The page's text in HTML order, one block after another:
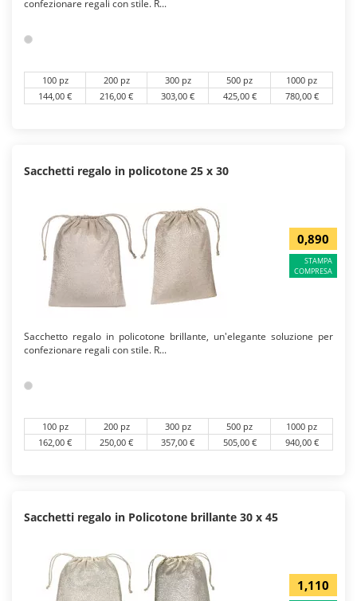
confezionare regali con stile. R...
100 pz 200 pz 300 pz 500 pz
1000 pz
144,00 €
216,00 € 303,00 € 425,00 € 780,00 €
Sacchetti regalo in policotone 25 x 30
0,890
STAMPA
COMPRESA
Sacchetto regalo in policotone brillante, un'elegante soluzione per
confezionare regali con stile. R...
100 pz 200 pz 300 pz 500 pz
1000 pz
162,00 €
250,00 € 357,00 € 505,00 € 940,00 €
Sacchetti regalo in Policotone brillante 30 x 45
1,110